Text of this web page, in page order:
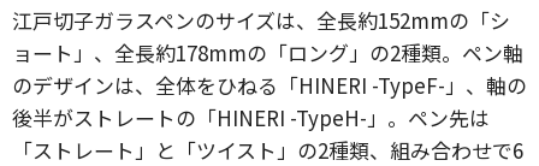
江戸切子ガラスペンのサイズは、全長約152mmの「シ
ョート」、全長約178mmの「ロング」の2種類。ペン軸
のデザインは、全体をひねる「HINERI -TypeF-」、軸の
後半がストレートの「HINERI -TypeH-」。ペン先は
「ストレート」と「ツイスト」の2種類、組み合わせで6